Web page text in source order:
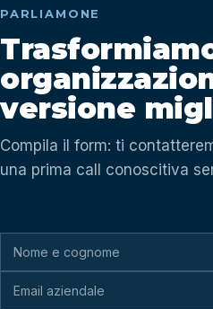
PARLIAMONE
versione
Compila il form: ti
una prima call conoscitiva